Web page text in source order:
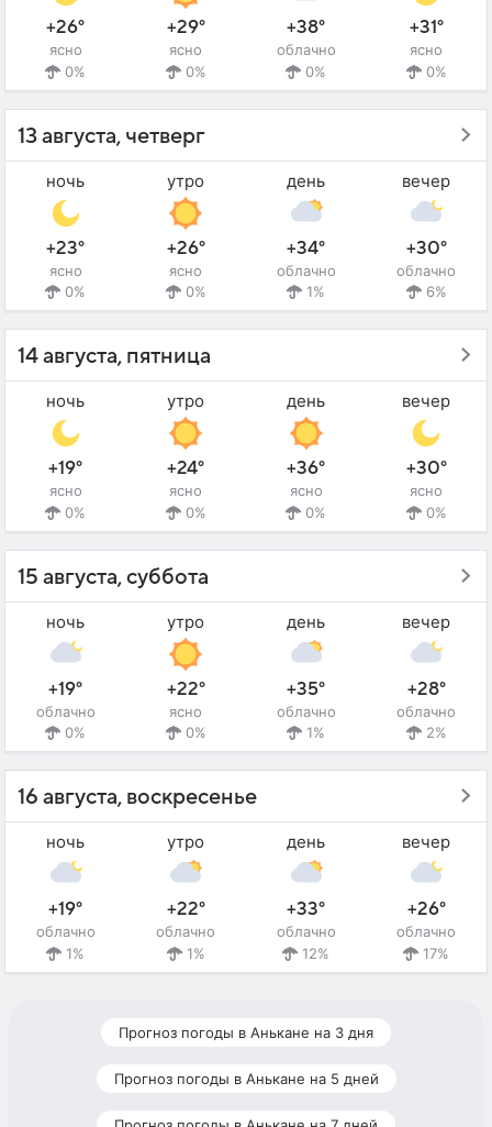
+26°
ясно
0%
+29°
ясно
0%
+38°
облачно
0%
+31°
ясно
0%
13 августа, четверг
ночь
+23°
ясно
0%
утро
+26°
ясно
0%
день
+34°
облачно
1%
вечер
+30°
облачно
6%
14 августа, пятница
ночь
+19°
ясно
0%
утро
+24°
ясно
0%
день
+36°
ясно
0%
вечер
+30°
ясно
0%
15 августа, суббота
ночь
+19°
облачно
0%
утро
+22°
ясно
0%
день
+35°
облачно
1%
вечер
+28°
облачно
2%
16 августа, воскресенье
ночь
+19°
облачно
1%
утро
+22°
облачно
1%
день
+33°
облачно
12%
вечер
+26°
облачно
17%
Прогноз погоды в Анькане на 3 дня
Прогноз погоды в Анькане на 5 дней